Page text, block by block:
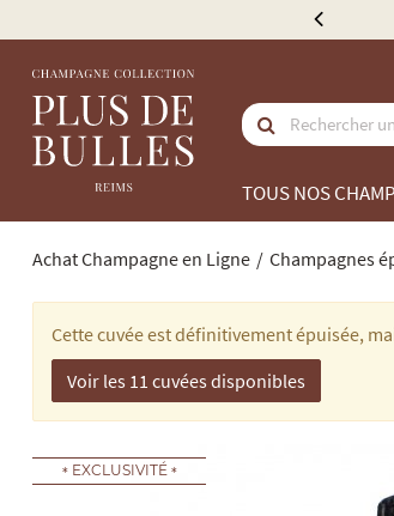
TOUS NOS
Achat Champagne en Ligne Champagnes
Cette cuvée est définitivement épuisée,
Voir les 11 cuvées disponibles
EXCLUSIVITÉ